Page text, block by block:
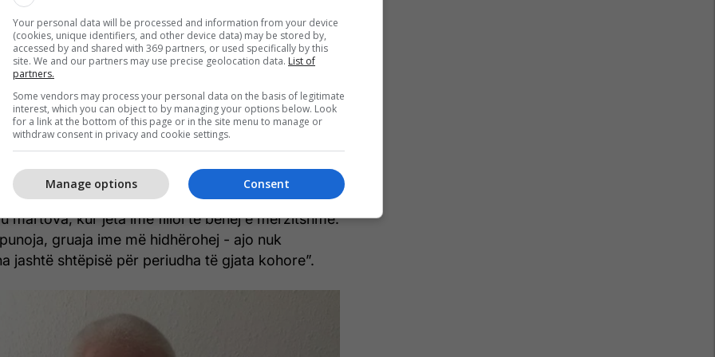
nga familja e tij kur orët e gjata të punës e
tij - por kopshtari tani doli nga “fshehja”.
transferuar një strehë për njerëzit e pastrehë
dhe 'rindërtuar jetën', në Greenwich, në jug të
punën dhe unë ende dua për tu kujdesur për
martova, kur jeta ime filloi të bëhej e mërzitshme.
gruaja ime më hidhërohej - ajo nuk
jashtë shtëpisë për periudha të gjata kohore”.
Your personal data will be processed and information from your device
(cookies, unique identifiers, and other device data) may be stored by,
accessed by and shared with 369 partners, or used specifically by this
site. We and our partners may use precise geolocation data. List of
partners.
Some vendors may process your personal data on the basis of legitimate
interest, which you can object to by managing your options below. Look
for a link at the bottom of this page or in the site menu to manage or
withdraw consent in privacy and cookie settings.
Consent
Manage options